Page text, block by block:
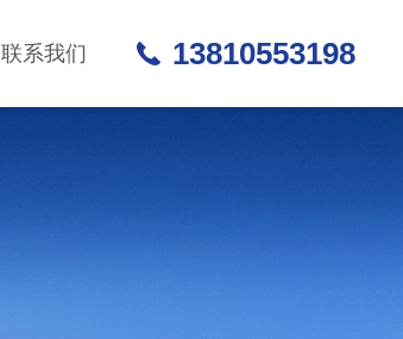
联系我们 13810553198